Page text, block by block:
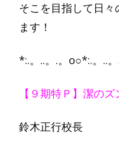
そこを目指して日々
ます！
*:.。..。.。o○*:.。..
【９期特Ｐ】潔の
鈴木正行校長